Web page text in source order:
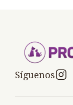
Síguenos